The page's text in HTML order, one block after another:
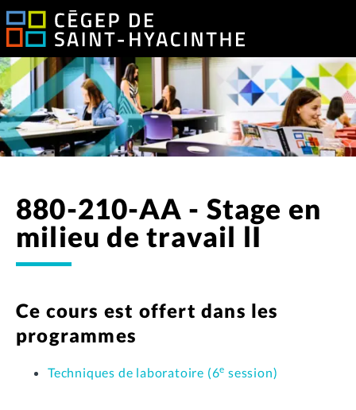
880-210-AA - Stage en
milieu de travail lI
Ce cours est offert dans les
programmes
Techniques de laboratoire (6e session)